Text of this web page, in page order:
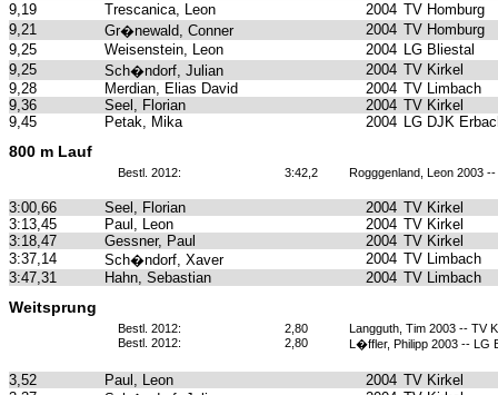
9,19
Trescanica, Leon 2004 TV Homburg
9,21
Gr�newald, Conner 2004 TV Homburg
9,25
Weisenstein, Leon 2004 LG Bliestal
9,25
Sch�ndorf, Julian 2004 TV Kirkel
9,28
Merdian, Elias David 2004 TV Limbach
9,36
Seel, Florian 2004 TV Kirkel
9,45
Petak, Mika 2004 LG DJK
800 m Lauf
Bestl. 2012: 3:42,2 Rogggenland, Leon 2003
3:00,66 Seel, Florian 2004 TV Kirkel
3:13,45
Paul, Leon 2004 TV Kirkel
3:18,47
Gessner, Paul 2004 TV Kirkel
3:37,14
Sch�ndorf, Xaver 2004 TV Limbach
3:47,31
Hahn, Sebastian 2004 TV Limbach
Weitsprung
Bestl. 2012: 2,80
Langguth, Tim 2003 -- TV
Bestl. 2012:
2,80 L�ffler, Philipp 2003 -- LG
3,52 Paul, Leon 2004 TV Kirkel